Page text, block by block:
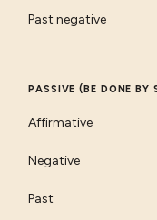
Past negative
PASSIVE (BE DONE BY
Affirmative
Negative
Past